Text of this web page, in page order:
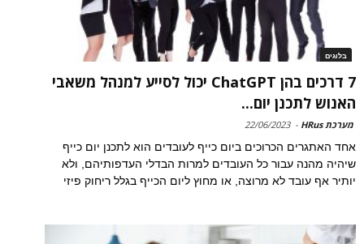
בלוגים
7 דרכים בהן ChatGPT יכול לסייע למנהל משאבי
האנוש לתכנן יום...
מערכת HRus -
22/06/2023
אחד האתגרים הכרוכים ביום כייף לעובדים הוא לתכנן יום כייף
שיהיה מהנה עבור כל העובדים למרות הבדלי העדפותיהם, ולא
יותיר אף עובד לא מרוצה, או מחוץ ליום הכייף בגלל ריחוק פיזי